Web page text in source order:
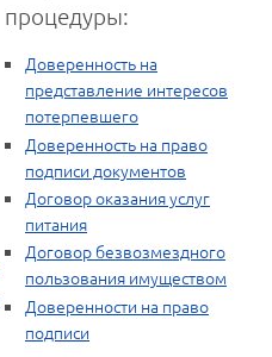
процедуры:
Доверенность на
представление интересов
потерпевшего
Доверенность на право
подписи документов
Договор оказания услуг
питания
Договор безвозмездного
пользования имуществом
Доверенности на право
подписи